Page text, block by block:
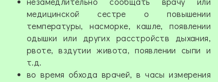
медицинской сестре о повышении
температуры, насморке, кашле, появлении
одышки или других расстройств дыхания,
рвоте, вздутии живота, появлении сыпи и
т.д.
во время обхода врачей, в часы измерения